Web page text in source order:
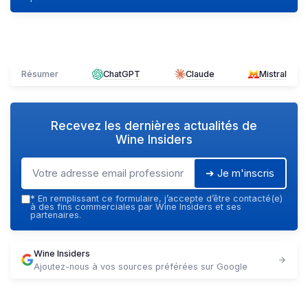
Résumer ChatGPT Claude Mistral
Recevez les dernières actualités de
Wine Insiders
➔ Je m'inscris
* En remplissant ce formulaire, j’accepte d’être contacté(e)
à des fins commerciales par Wine Insiders et ses
partenaires.
Wine Insiders
Ajoutez-nous à vos sources préférées sur Google